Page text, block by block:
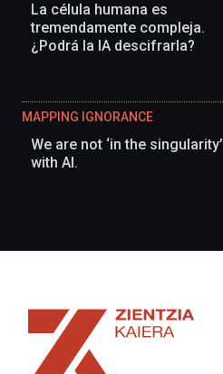
La célula humana es
tremendamente compleja.
¿Podrá la IA descifrarla?
MAPPING IGNORANCE
We are not ‘in the singularity’
with AI.
Zientzia
Kaiera